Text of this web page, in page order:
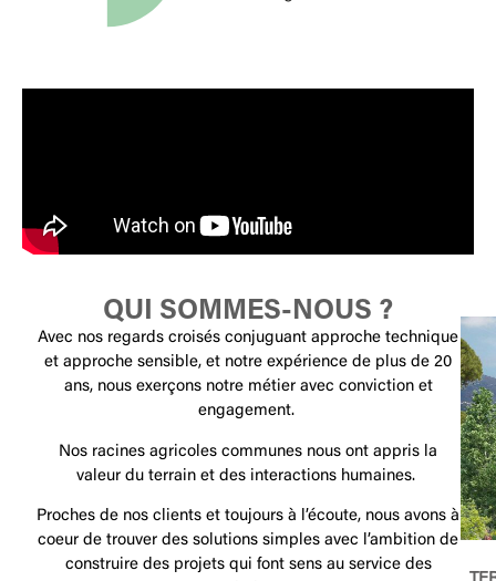
QUI SOMMES-NOUS ?
Avec nos regards croisés conjuguant approche technique
et approche sensible, et notre expérience de plus de 20
ans, nous exerçons notre métier avec conviction et
engagement.
Nos racines agricoles communes nous ont appris la
valeur du terrain et des interactions humaines.
Proches de nos clients et toujours à l’écoute, nous avons à
coeur de trouver des solutions simples avec l’ambition de
construire des projets qui font sens au service des